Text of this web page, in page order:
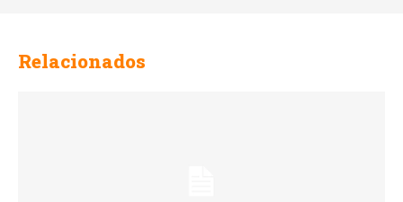
Relacionados